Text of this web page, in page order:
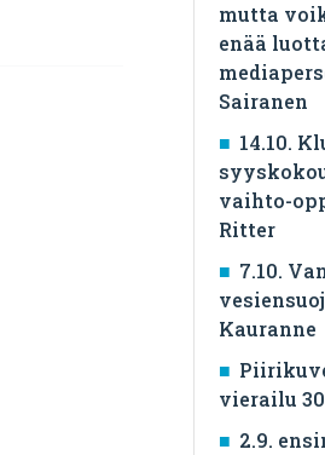
mutta
enää
Sairanen
14.10.
vaihto-
Ritter
7.10.
Kauranne
vierailu
2.9.